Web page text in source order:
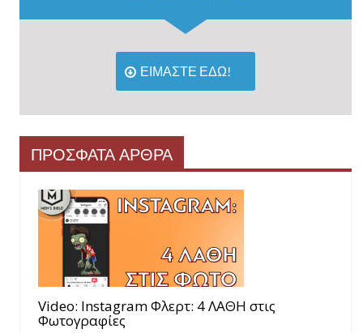
ΕΙΜΑΣΤΕ ΕΔΩ!
ΠΡΟΣΦΑΤΑ ΑΡΘΡΑ
Video: Instagram Φλερτ: 4 ΛΑΘΗ στις
Φωτογραφίες